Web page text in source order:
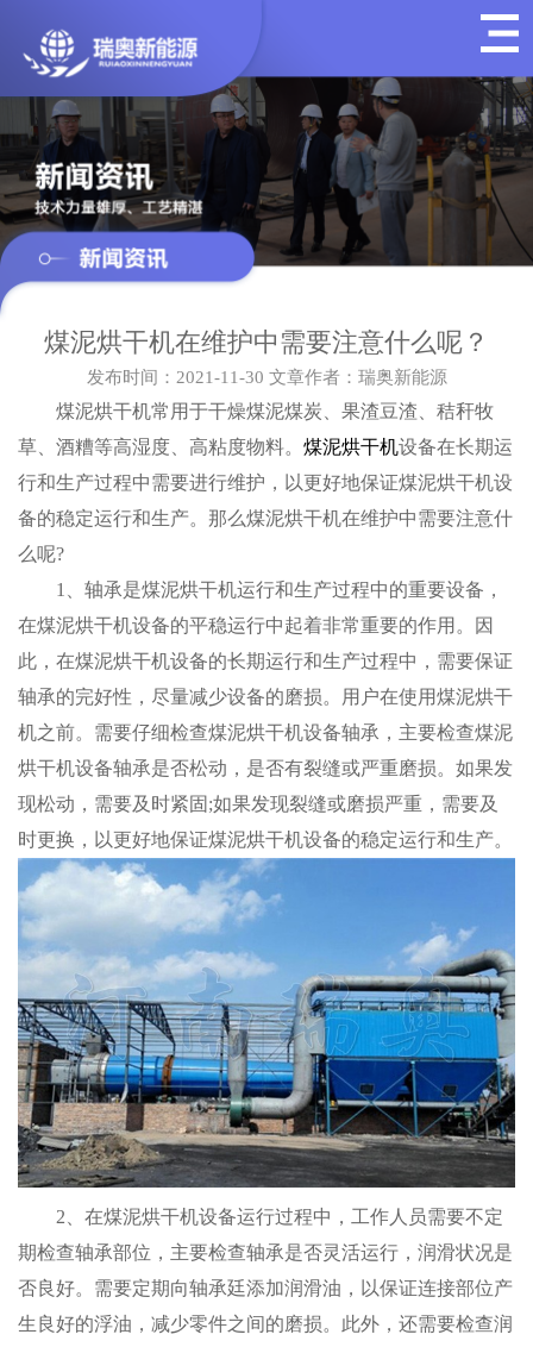
煤泥烘干机在维护中需要注意什么呢？
发布时间：2021-11-30 文章作者：瑞奥新能源
煤泥烘干机常用于干燥煤泥煤炭、果渣豆渣、秸秆牧
草、酒糟等高湿度、高粘度物料。 煤泥烘干机设备在长期运
行和生产过程中需要进行维护，以更好地保证煤泥烘干机设
备的稳定运行和生产。那么煤泥烘干机在维护中需要注意什
么呢?
1、轴承是煤泥烘干机运行和生产过程中的重要设备，
在煤泥烘干机设备的平稳运行中起着非常重要的作用。因
此，在煤泥烘干机设备的长期运行和生产过程中，需要保证
轴承的完好性，尽量减少设备的磨损。用户在使用煤泥烘干
机之前。需要仔细检查煤泥烘干机设备轴承，主要检查煤泥
烘干机设备轴承是否松动，是否有裂缝或严重磨损。如果发
现松动，需要及时紧固;如果发现裂缝或磨损严重，需要及
时更换，以更好地保证煤泥烘干机设备的稳定运行和生产。
2、在煤泥烘干机设备运行过程中，工作人员需要不定
期检查轴承部位，主要检查轴承是否灵活运行，润滑状况是
否良好。需要定期向轴承廷添加润滑油，以保证连接部位产
生良好的浮油，减少零件之间的磨损。此外，还需要检查润